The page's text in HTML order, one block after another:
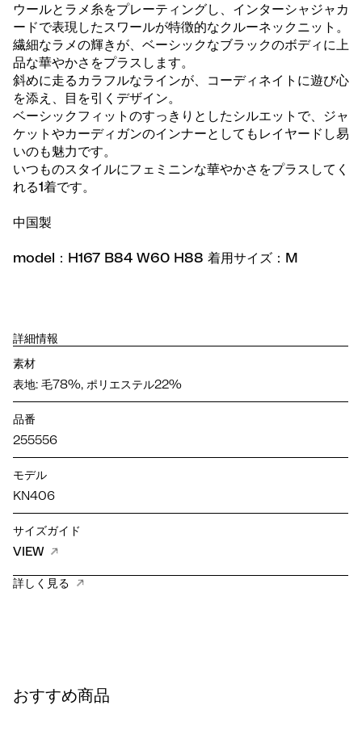
ウールとラメ糸をプレーティングし、インターシャジャカ
ードで表現したスワールが特徴的なクルーネックニット。
繊細なラメの輝きが、ベーシックなブラックのボディに上
品な華やかさをプラスします。
斜めに走るカラフルなラインが、コーディネイトに遊び心
を添え、目を引くデザイン。
ベーシックフィットのすっきりとしたシルエットで、ジャ
ケットやカーディガンのインナーとしてもレイヤードし易
いのも魅力です。
いつものスタイルにフェミニンな華やかさをプラスしてく
れる1着です。
中国製
model：H167 B84 W60 H88 着用サイズ：M
詳細情報
素材
表地: 毛78%, ポリエステル22%
品番
255556
モデル
KN406
サイズガイド
VIEW
詳しく見る
おすすめ商品